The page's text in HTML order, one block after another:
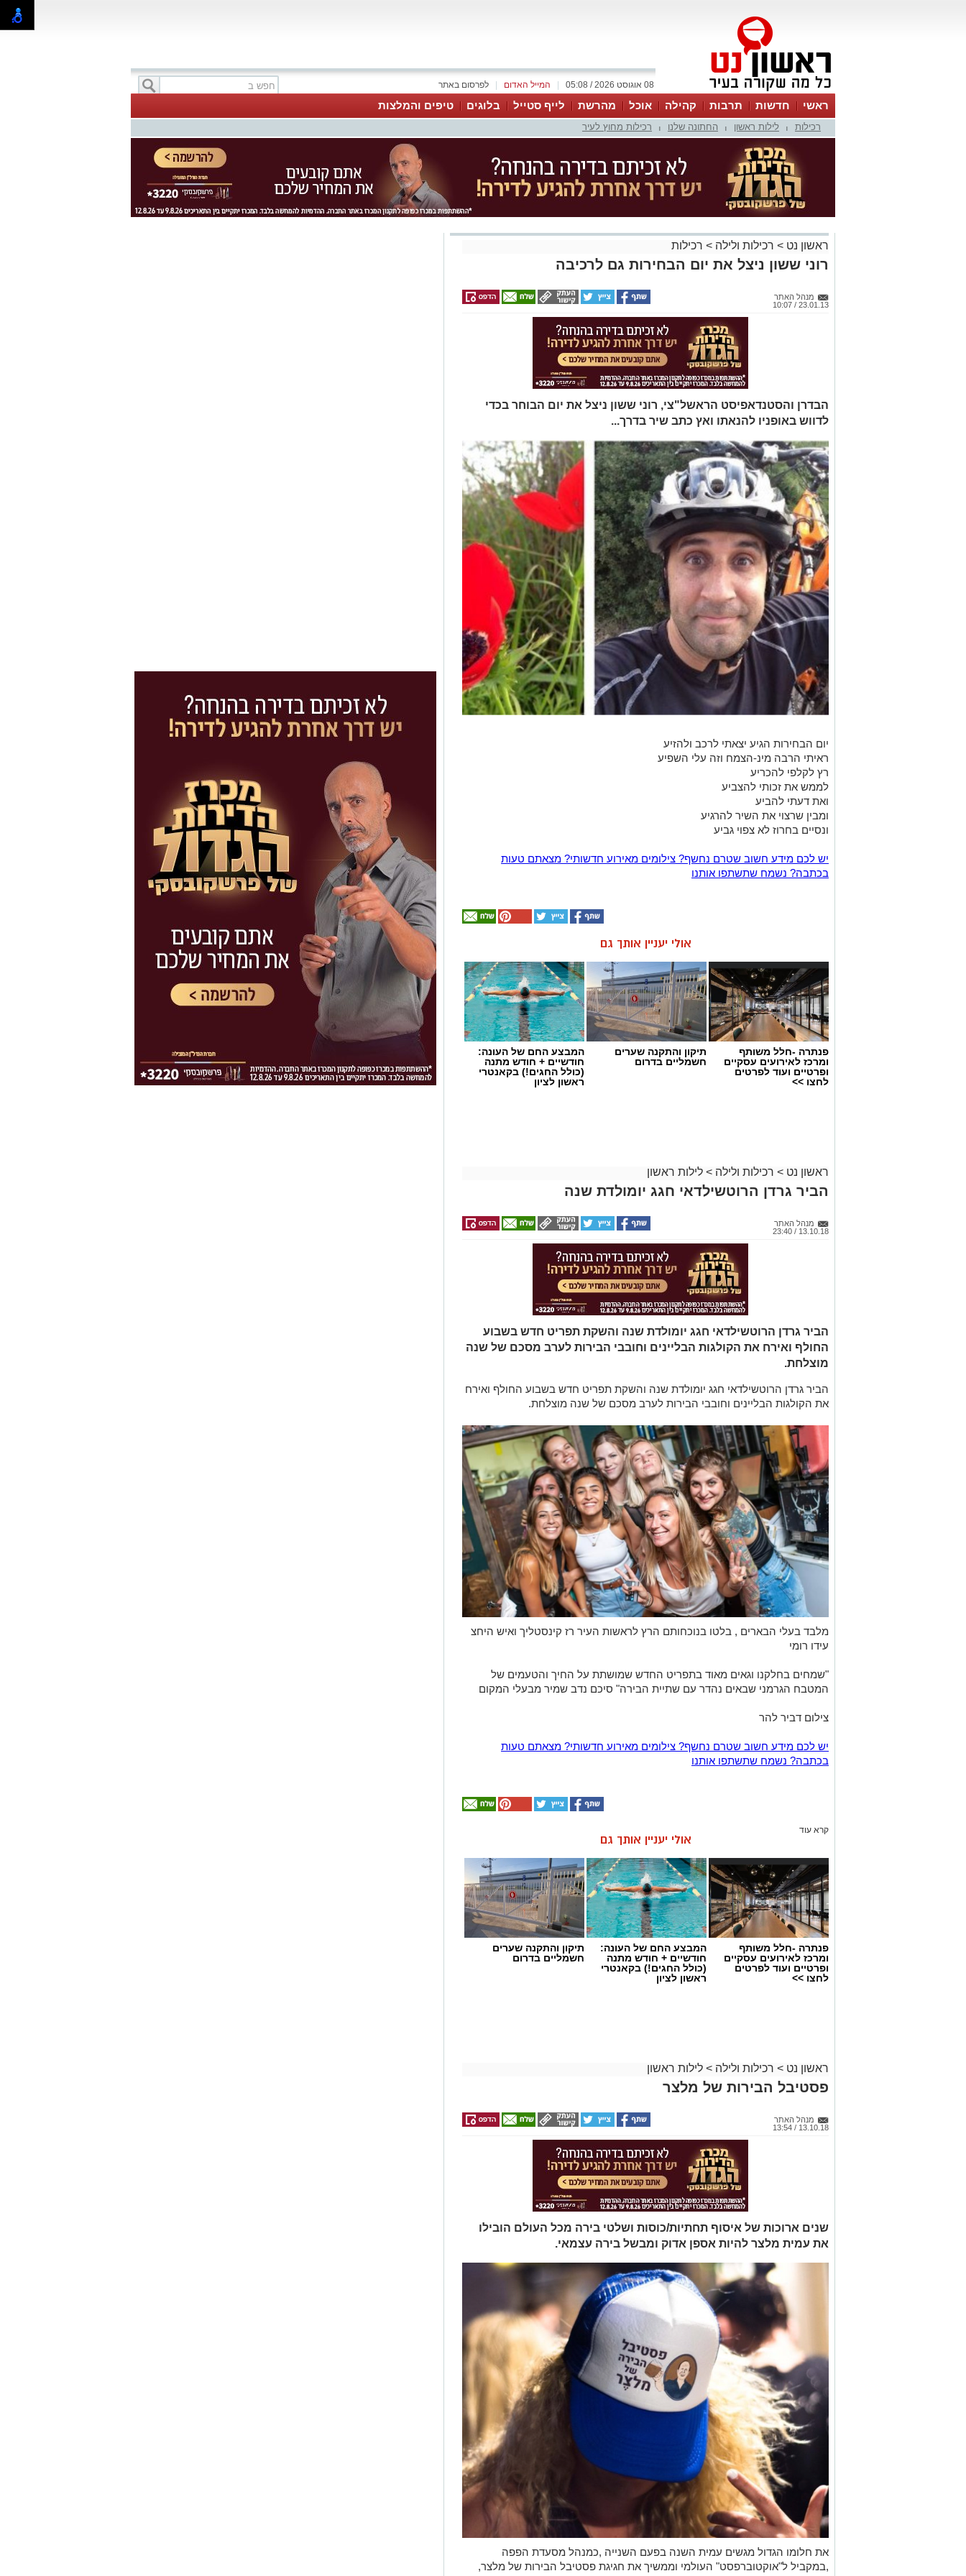
לפרסום באתר המייל האדום 08 אוגוסט 2026 / 05:08
ראשי חדשות תרבות קהילה אוכל מהרשת לייף סטייל בלוגים טיפים והמלצות
רכילות לילות ראשון החתונה שלנו רכילות מחוץ לעיר
ראשון נט > רכילות ולילה > רכילות
רוני ששון ניצל את יום הבחירות גם לרכיבה
מנהל האתר
23.01.13 / 10:07
הבדרן והסטנדאפיסט הראשל"צי, רוני ששון ניצל את יום הבוחר בכדי
לדווש באופניו להנאתו ואץ כתב שיר בדרך...
יום הבחירות הגיע יצאתי לרכב ולהזיע
ראיתי הרבה מינ-הצמח וזה עלי השפיע
רץ לקלפי להכריע
לממש את זכותי להצביע
ואת דעתי להביע
ומבין שרצוי את השיר להרגיע
ונסיים בחרוז לא צפוי גביע
יש לכם מידע חשוב שטרם נחשף? צילומים מאירוע חדשותי? מצאתם טעות
בכתבה? נשמח שתשתפו אותנו
אולי יעניין אותך גם
פנתרה -חלל משותף
ומרכז לאירועים עסקיים
ופרטיים ועוד לפרטים
לחצו >>
תיקון והתקנה שערים
חשמליים בדרום
המבצע החם של העונה:
חודשיים + חודש מתנה
(כולל החגים!) בקאנטרי
ראשון לציון
ראשון נט > רכילות ולילה > לילות ראשון
הביר גרדן הרוטשילדאי חגג יומולדת שנה
מנהל האתר
13.10.18 / 23:40
הביר גרדן הרוטשילדאי חגג יומולדת שנה והשקת תפריט חדש בשבוע
החולף ואירח את הקולגות הבליינים וחובבי הבירות לערב מסכם של שנה
מוצלחת.
הביר גרדן הרוטשילדאי חגג יומולדת שנה והשקת תפריט חדש בשבוע החולף ואירח
את הקולגות הבליינים וחובבי הבירות לערב מסכם של שנה מוצלחת.
מלבד בעלי הבארים , בלטו בנוכחותם הרץ לראשות העיר רז קינסטליך ואיש היחצ
עידו רומי
"שמחים בחלקנו וגאים מאוד בתפריט החדש שמושתת על החיך והטעמים של
המטבח הגרמני שבאים נהדר עם שתיית הבירה" סיכם נדב שמיר מבעלי המקום
צילום דביר להר
יש לכם מידע חשוב שטרם נחשף? צילומים מאירוע חדשותי? מצאתם טעות
בכתבה? נשמח שתשתפו אותנו
קרא עוד
אולי יעניין אותך גם
פנתרה -חלל משותף
ומרכז לאירועים עסקיים
ופרטיים ועוד לפרטים
לחצו >>
המבצע החם של העונה:
חודשיים + חודש מתנה
(כולל החגים!) בקאנטרי
ראשון לציון
תיקון והתקנה שערים
חשמליים בדרום
ראשון נט > רכילות ולילה > לילות ראשון
פסטיבל הבירות של מלצר
מנהל האתר
13.10.18 / 13:54
שנים ארוכות של איסוף תחתיות/כוסות ושלטי בירה מכל העולם הובילו
את עמית מלצר להיות אספן אדוק ומבשל בירה עצמאי.
את חלומו הגדול מגשים עמית השנה בפעם השנייה ,כמנהל מסעדת הפפה
,במקביל ל"אוקטוברפסט" העולמי וממשיך את חגיגת פסטיבל הבירות של מלצר,